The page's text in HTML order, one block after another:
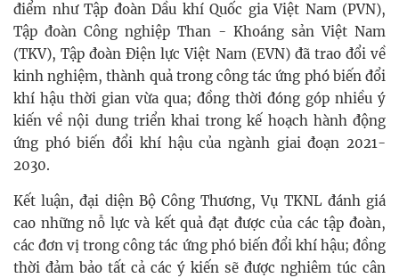
điểm như Tập đoàn Dầu khí Quốc gia Việt Nam (PVN),
Tập đoàn Công nghiệp Than - Khoáng sản Việt Nam
(TKV), Tập đoàn Điện lực Việt Nam (EVN) đã trao đổi về
kinh nghiệm, thành quả trong công tác ứng phó biến đổi
khí hậu thời gian vừa qua; đồng thời đóng góp nhiều ý
kiến về nội dung triển khai trong kế hoạch hành động
ứng phó biến đổi khí hậu của ngành giai đoạn 2021-
2030.
Kết luận, đại diện Bộ Công Thương, Vụ TKNL đánh giá
cao những nỗ lực và kết quả đạt được của các tập đoàn,
các đơn vị trong công tác ứng phó biến đổi khí hậu; đồng
thời đảm bảo tất cả các ý kiến sẽ được nghiêm túc cân